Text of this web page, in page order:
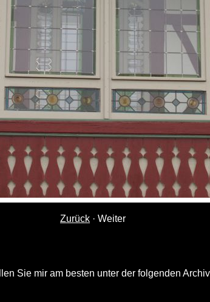
Zurück · Weiter
Sie mir am besten unter der folgenden